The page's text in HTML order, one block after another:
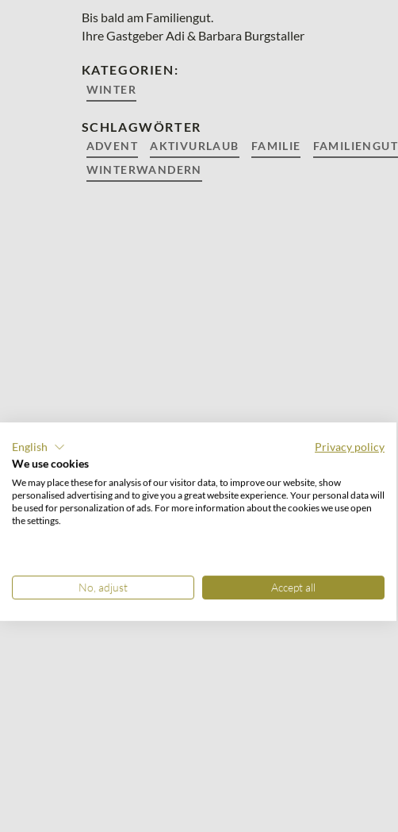
Bis bald am Familiengut.
Ihre Gastgeber Adi & Barbara Burgstaller
KATEGORIEN:
WINTER
SCHLAGWÖRTER
ADVENT AKTIVURLAUB FAMILIE FAMILIENGUT
WINTERWANDERN
English
Privacy policy
We use cookies
We may place these for analysis of our visitor data, to improve our website, show
personalised advertising and to give you a great website experience. Your personal data will
be used for personalization of ads. For more information about the cookies we use open
the settings.
No, adjust Accept all